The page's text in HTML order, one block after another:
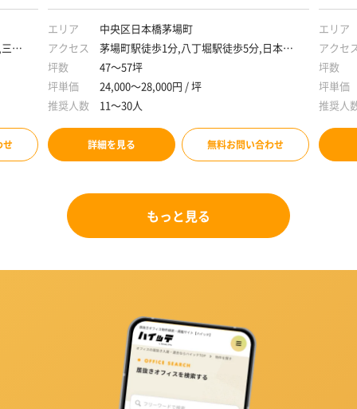
越
せ
エリア
中央区日本橋茅場町
アクセス
茅場町駅徒歩1分,八丁堀駅徒歩5分,日本橋
駅徒歩6分
坪数
47～57坪
坪単価
24,000～28,000円 / 坪
推奨人数
11～30人
詳細を見る 無料お問い合わせ
エリア
アクセ
坪数
坪単価
推奨人
もっと見る